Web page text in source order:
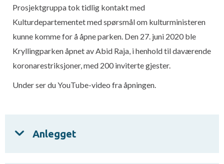
Prosjektgruppa tok tidlig kontakt med
Kulturdepartementet med spørsmål om kulturministeren
kunne komme for å åpne parken. Den 27. juni 2020 ble
Kryllingparken åpnet av Abid Raja, i henhold til daværende
koronarestriksjoner, med 200 inviterte gjester.
Under ser du YouTube-video fra åpningen.
Anlegget